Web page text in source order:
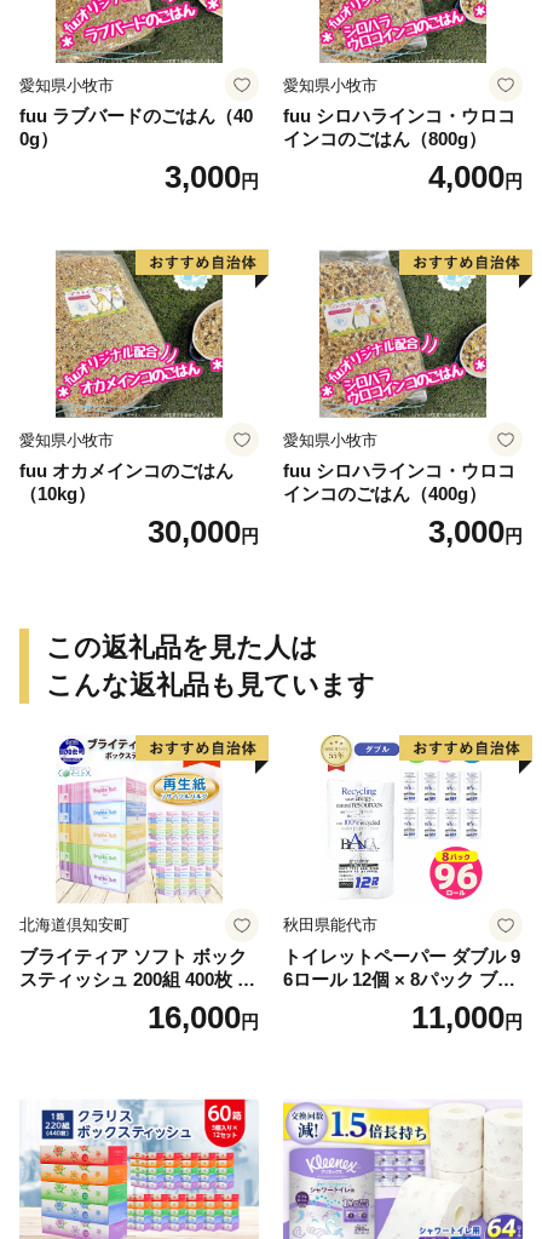
愛知県小牧市
fuu ラブバードのごはん（40
0g）
3,000円
愛知県小牧市
fuu シロハラインコ・ウロコ
インコのごはん（800g）
4,000円
愛知県小牧市
fuu オカメインコのごはん
（10kg）
30,000円
愛知県小牧市
fuu シロハラインコ・ウロコ
インコのごはん（400g）
3,000円
この返礼品を見た人は
こんな返礼品も見ています
北海道倶知安町
ブライティア ソフト ボック
スティッシュ 200組 400枚 60
箱 日本製 まとめ買い ティッ
シュ リサイクル 長持 防災 常
倶知安町 日用品
16,000円
秋田県能代市
トイレットペーパー ダブル 9
6ロール 12個 × 8パック ブラ
ンカ 再生紙 100％ 芯あり 日
用品 消耗品 無香料 生活用品
11,000円